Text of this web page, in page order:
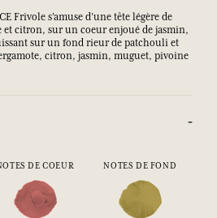
Frivole s’amuse d’une tête légère de
et citron, sur un coeur enjoué de jasmin,
sur un fond rieur de patchouli et
citron, jasmin, muguet, pivoine
DE COEUR NOTES DE FOND